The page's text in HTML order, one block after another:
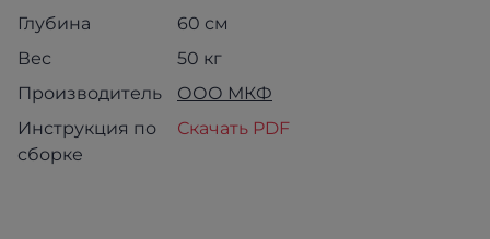
Глубина
60 см
Вес
50 кг
Производитель
ООО МКФ
Инструкция по
сборке
Скачать PDF